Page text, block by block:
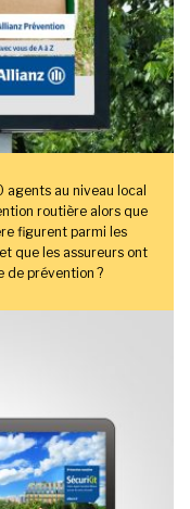
au niveau local
routière alors que
figurent parmi les
que les assureurs ont
de prévention ?